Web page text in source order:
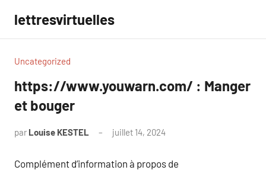
contenu
lettresvirtuelles
Uncategorized
https://www.youwarn.com/ : Manger
et bouger
par Louise KESTEL juillet 14, 2024
Complément d’information à propos de